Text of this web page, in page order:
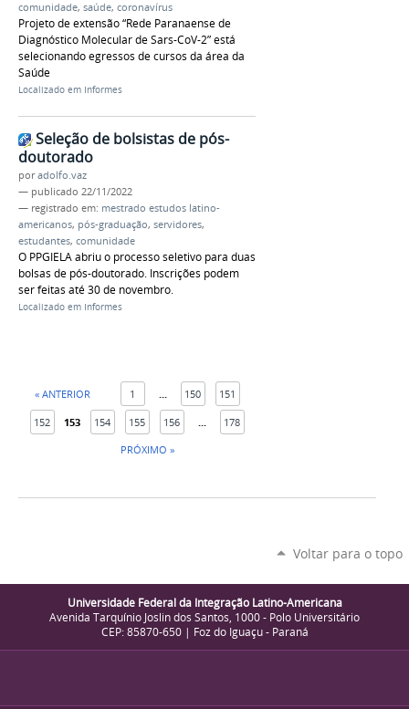
comunidade, saúde, coronavírus
Projeto de extensão “Rede Paranaense de
Diagnóstico Molecular de Sars-CoV-2” está
selecionando egressos de cursos da área da
Saúde
Localizado em Informes
Seleção de bolsistas de pós-
doutorado
poradolfo.vaz
— publicado 22/11/2022
— registrado em: mestrado estudos latino-
americanos, pós-graduação, servidores,
estudantes, comunidade
O PPGIELA abriu o processo seletivo para duas
bolsas de pós-doutorado. Inscrições podem
ser feitas até 30 de novembro.
Localizado em Informes
« ANTERIOR 1 150 151
152 153 154 155 156
178
PRÓXIMO »
Voltar para o topo
Universidade Federal da Integração Latino-Americana
Avenida Tarquínio Joslin dos Santos, 1000 - Polo Universitário
CEP: 85870-650 | Foz do Iguaçu - Paraná